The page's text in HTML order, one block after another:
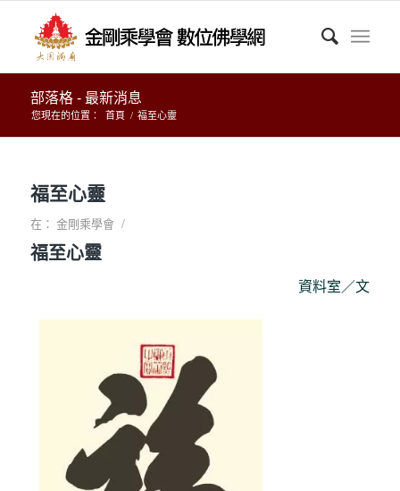
部落格 - 最新消息
您現在的位置： 首頁 / 福至心靈
福至心靈
在： 金剛乘學會 /
福至心靈
資料室／文